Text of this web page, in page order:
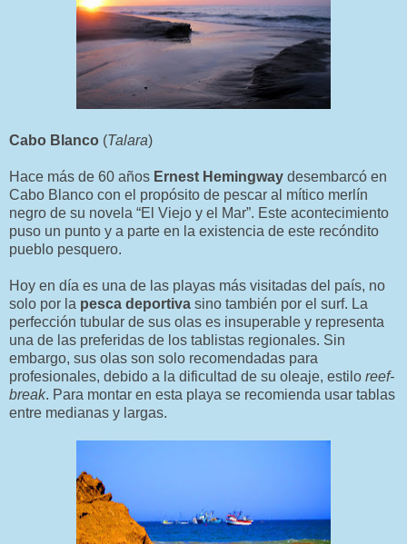
Cabo Blanco (Talara)
Hace más de 60 años Ernest Hemingway desembarcó en
Cabo Blanco con el propósito de pescar al mítico merlín
negro de su novela “El Viejo y el Mar”. Este acontecimiento
puso un punto y a parte en la existencia de este recóndito
pueblo pesquero.
Hoy en día es una de las playas más visitadas del país, no
solo por la pesca deportiva sino también por el surf. La
perfección tubular de sus olas es insuperable y representa
una de las preferidas de los tablistas regionales. Sin
embargo, sus olas son solo recomendadas para
profesionales, debido a la dificultad de su oleaje, estilo reef-
break. Para montar en esta playa se recomienda usar tablas
entre medianas y largas.